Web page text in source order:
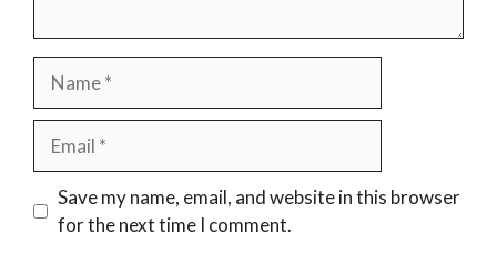
Name
Email
Website
Save my name, email, and website in this browser
for the next time I comment.